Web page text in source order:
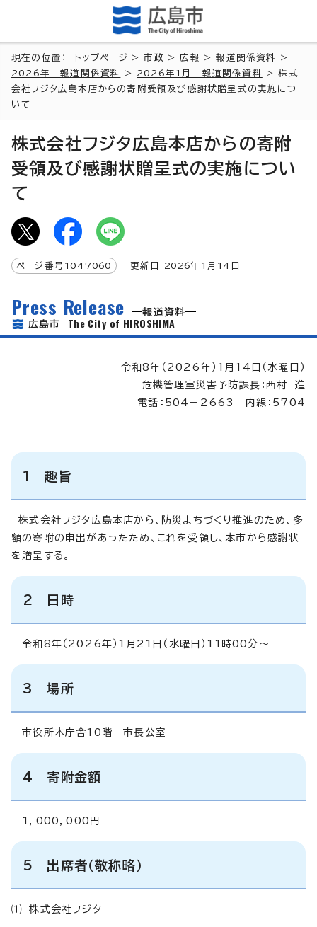
現在の位置： トップページ >市政 >広報 >報道関係資料
>
2026年 報道関係資料
> 2026年1月 報道関係資料
> 株式
会社フジタ広島本店からの寄附受領及び感謝状贈呈式の実施につ
いて
株式会社フジタ広島本店からの寄附
受領及び感謝状贈呈式の実施につい
て
ページ番号 1047060 更新日 2026年1月 14 日
Press Release
報道資料
広島市 The City of HIROSHIMA
令和8年（2026年）1月14日（水曜日）
危機管理室災害予防課長：西村 進
電話：504－2663 内線：5704
1 趣旨
株式会社フジタ広島本店から、防災まちづくり推進のため、多
額の寄附の申出があったため、これを受領し、本市から感謝状
を贈呈する。
2 日時
令和8年（2026年）1月21日（水曜日）11時00分～
3 場所
市役所本庁舎10階 市長公室
4 寄附金額
1，000，000円
5 出席者（敬称略）
⑴ 株式会社フジタ